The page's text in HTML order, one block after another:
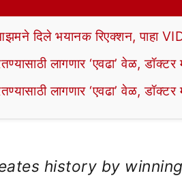
दिले भयानक रिएक्शन, पाहा
लागणार ‘एवढा’ वेळ, डॉक्टर
लागणार ‘एवढा’ वेळ, डॉक्टर
history by